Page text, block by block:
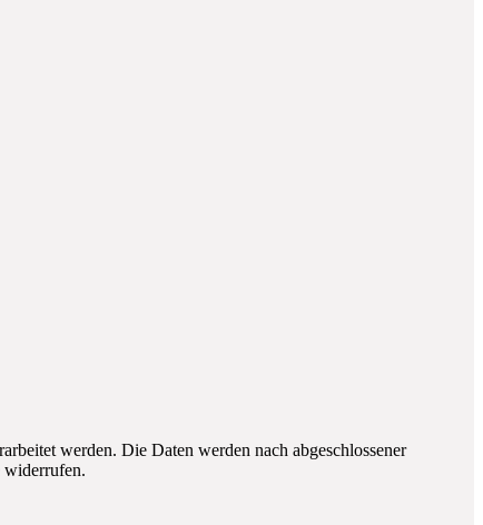
werden. Die Daten werden nach abgeschlossener
widerrufen.